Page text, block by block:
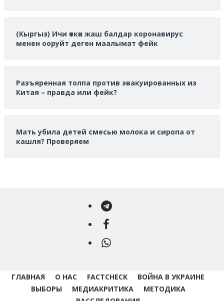
(Кыргыз) Ичи өткөн жаш балдар коронавирус
менен ооруйт деген маалымат фейк
Разъяренная толпа против эвакуированных из
Китая – правда или фейк?
Мать убила детей смесью молока и сиропа от
кашля? Проверяем
Telegram
Facebook
WhatsApp
ГЛАВНАЯ О НАС FACTCHECK
ВОЙНА В УКРАИНЕ
ВЫБОРЫ
МЕДИАКРИТИКА
МЕТОДИКА